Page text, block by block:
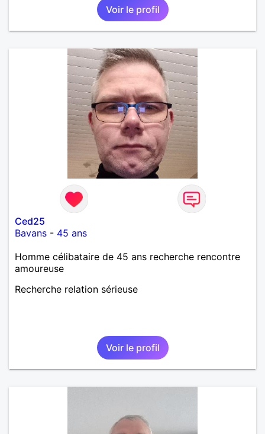
Voir le profil
Ced25
Bavans - 45 ans
Homme célibataire de 45 ans recherche rencontre
amoureuse
Recherche relation sérieuse
Voir le profil